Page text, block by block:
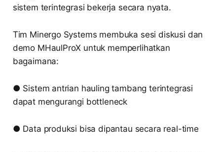
sistem terintegrasi bekerja secara nyata.
Tim Minergo Systems membuka sesi diskusi dan
demo MHaulProX untuk memperlihatkan
bagaimana:
● Sistem antrian hauling tambang terintegrasi
dapat mengurangi bottleneck
● Data produksi bisa dipantau secara real-time